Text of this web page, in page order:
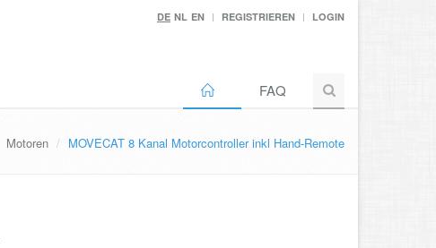
DE NL EN REGISTRIEREN LOGIN
FAQ
Motoren MOVECAT 8 Kanal Motorcontroller inkl Hand-Remote